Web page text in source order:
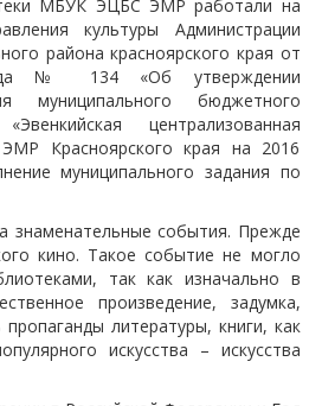
МБУК ЭЦБС ЭМР работали на
культуры Администрации
района красноярского края от
№ 134 «Об утверждении
муниципального бюджетного
централизованная
Красноярского края на 2016
муниципального задания по
события. Прежде
кино. Такое событие не могло
так как изначально в
произведение, задумка,
литературы, книги, как
искусства – искусства